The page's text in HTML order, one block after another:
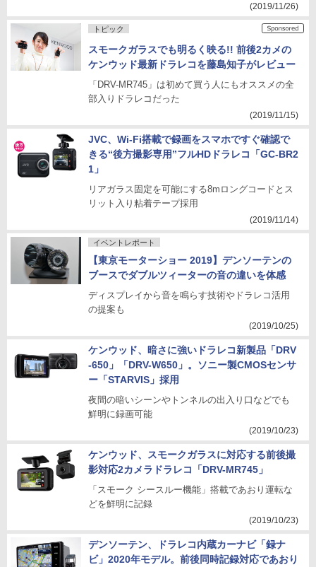
(2019/11/26)
トピック
スモークガラスでも明るく映る!! 前後2カメの
ケンウッド最新ドラレコを藤島知子がレビュー
「DRV-MR745」は初めて買う人にもオススメの全
部入りドラレコだった
(2019/11/15)
JVC、Wi-Fi搭載で録画をスマホですぐ確認で
きる“後方撮影専用”フルHDドラレコ「GC-BR2
1」
リアガラス固定を可能にする8mロングコードとス
リット入り粘着テープ採用
(2019/11/14)
イベントレポート
【東京モーターショー 2019】デンソーテンの
ブースでダブルツィーターの音の違いを体感
ディスプレイから音を鳴らす技術やドラレコ活用
の提案も
(2019/10/25)
ケンウッド、暗さに強いドラレコ新製品「DRV
-650」「DRV-W650」。ソニー製CMOSセンサ
ー「STARVIS」採用
夜間の暗いシーンやトンネルの出入り口などでも
鮮明に録画可能
(2019/10/23)
ケンウッド、スモークガラスに対応する前後撮
影対応2カメラドラレコ「DRV-MR745」
「スモーク シースルー機能」搭載であおり運転な
どを鮮明に記録
(2019/10/23)
デンソーテン、ドラレコ内蔵カーナビ「録ナ
ビ」2020年モデル。前後同時記録対応であおり